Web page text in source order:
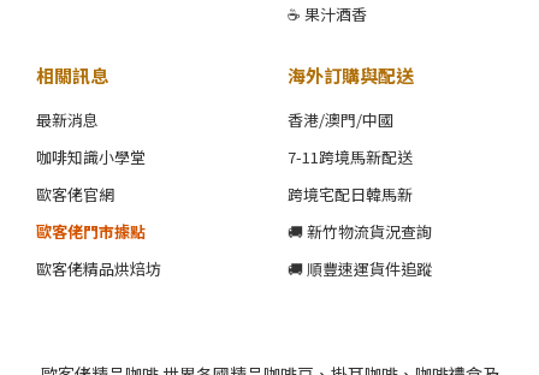
☕ 果汁酒香
相關訊息
最新消息
咖啡知識小學堂
歐客佬官網
歐客佬門市據點
歐客佬精品烘焙坊
海外訂購與配送
香港/澳門/中國
7-11跨境馬新配送
跨境宅配日韓馬新
🚚 新竹物流貨況查詢
🚚 順豐速運貨件追蹤